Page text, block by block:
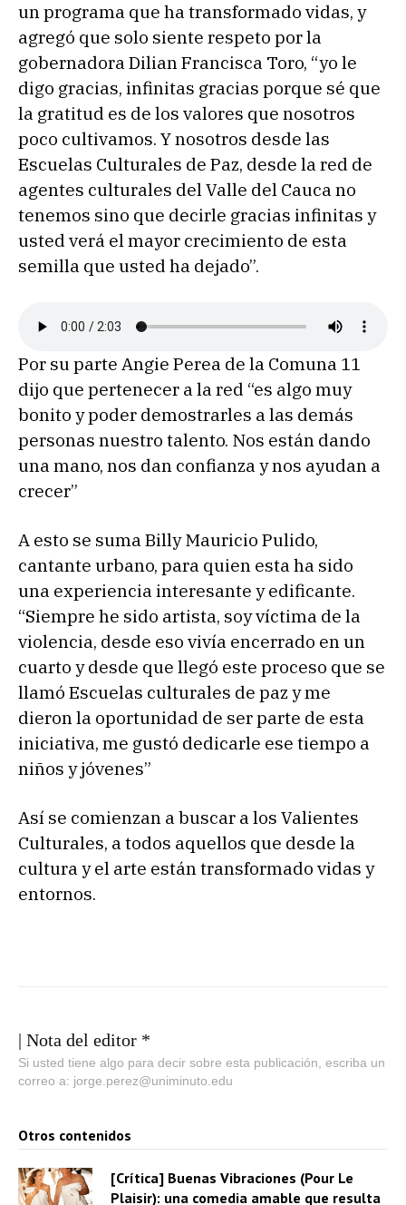
un programa que ha transformado vidas, y
agregó que solo siente respeto por la
gobernadora Dilian Francisca Toro, “yo le
digo gracias, infinitas gracias porque sé que
la gratitud es de los valores que nosotros
poco cultivamos. Y nosotros desde las
Escuelas Culturales de Paz, desde la red de
agentes culturales del Valle del Cauca no
tenemos sino que decirle gracias infinitas y
usted verá el mayor crecimiento de esta
semilla que usted ha dejado”.
Por su parte Angie Perea de la Comuna 11
dijo que pertenecer a la red “es algo muy
bonito y poder demostrarles a las demás
personas nuestro talento. Nos están dando
una mano, nos dan confianza y nos ayudan a
crecer”
A esto se suma Billy Mauricio Pulido,
cantante urbano, para quien esta ha sido
una experiencia interesante y edificante.
“Siempre he sido artista, soy víctima de la
violencia, desde eso vivía encerrado en un
cuarto y desde que llegó este proceso que se
llamó Escuelas culturales de paz y me
dieron la oportunidad de ser parte de esta
iniciativa, me gustó dedicarle ese tiempo a
niños y jóvenes”
Así se comienzan a buscar a los Valientes
Culturales, a todos aquellos que desde la
cultura y el arte están transformado vidas y
entornos.
| Nota del editor *
Si usted tiene algo para decir sobre esta publicación, escriba un
correo a: jorge.perez@uniminuto.edu
Otros contenidos
[Crítica] Buenas Vibraciones (Pour Le
Plaisir): una comedia amable que resulta